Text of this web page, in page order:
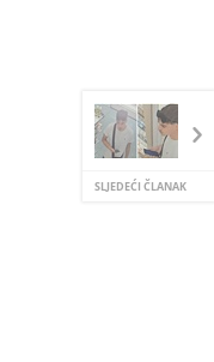
SLJEDEĆI ČLANAK